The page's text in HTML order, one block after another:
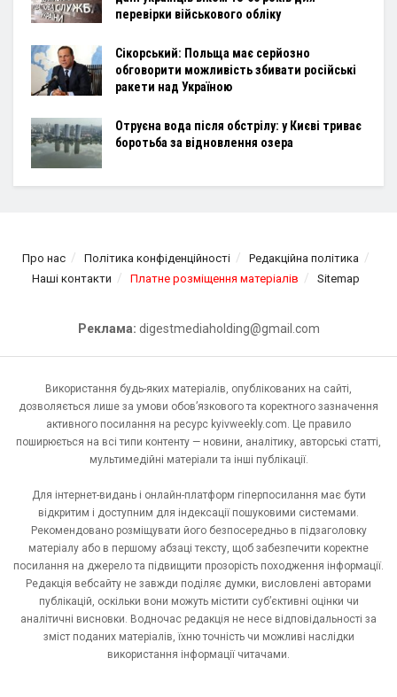
перевірки військового обліку
Сікорський: Польща має серйозно
обговорити можливість збивати російські
ракети над Україною
Отруєна вода після обстрілу: у Києві триває
боротьба за відновлення озера
Про нас Політика конфіденційності
Редакційна політика
Наші контакти
Платне розміщення матеріалів Sitemap
Реклама: digestmediaholding@gmail.com
Використання будь-яких матеріалів, опублікованих на сайті,
дозволяється лише за умови обов’язкового та коректного зазначення
активного посилання на ресурс kyivweekly.com. Це правило
поширюється на всі типи контенту — новини, аналітику, авторські статті,
мультимедійні матеріали та інші публікації.
Для інтернет-видань і онлайн-платформ гіперпосилання має бути
відкритим і доступним для індексації пошуковими системами.
Рекомендовано розміщувати його безпосередньо в підзаголовку
матеріалу або в першому абзаці тексту, щоб забезпечити коректне
посилання на джерело та підвищити прозорість походження інформації.
Редакція вебсайту не завжди поділяє думки, висловлені авторами
публікацій, оскільки вони можуть містити суб’єктивні оцінки чи
аналітичні висновки. Водночас редакція не несе відповідальності за
зміст поданих матеріалів, їхню точність чи можливі наслідки
використання інформації читачами.